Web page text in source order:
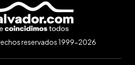
reservados 1999-2026